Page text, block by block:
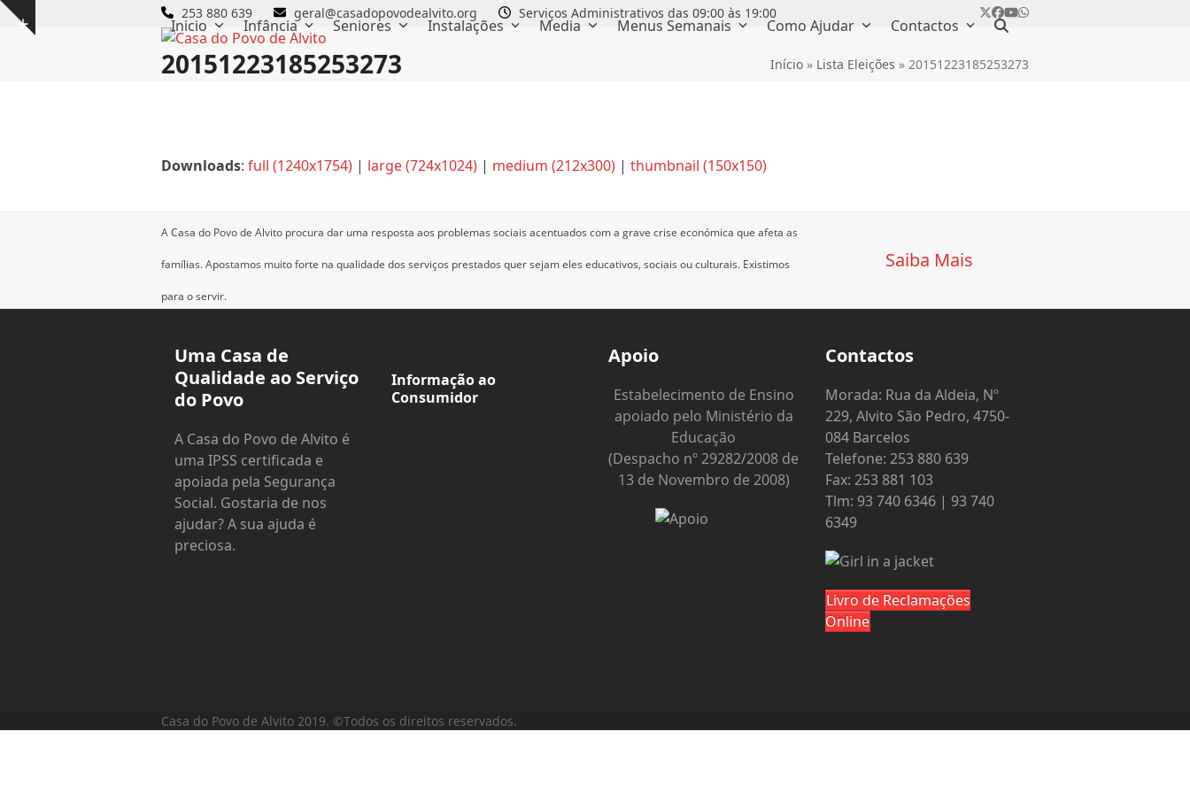
Skip
Show
253 880 639 geral@casadopovodealvito.org Serviços Administrativos das 09:00 às 19:00 Twitter
Facebook
YouTube
Whatsapp
Inicio Infância Seniores Instalações Media Menus Semanais Como Ajudar Contactos
20151223185253273 Início » Lista Eleições » 20151223185253273
Downloads: full (1240x1754) | large (724x1024) | medium (212x300) | thumbnail (150x150)
A Casa do Povo de Alvito procura dar uma resposta aos problemas sociais acentuados com a grave crise económica que afeta as
famílias.Apostamos muito forte na qualidade dos serviços prestados quer sejam eles educativos, sociais ou culturais. Existimos
para o servir.
Saiba Mais
Uma Casa de
Qualidade ao Serviço
do Povo
A Casa do Povo de Alvito é
uma IPSS certificada e
apoiada pela Segurança
Social. Gostaria de nos
ajudar? A sua ajuda é
preciosa.
Informação ao
Consumidor
Apoio
Estabelecimento de Ensino
apoiado pelo Ministério da
Educação
(Despacho nº 29282/2008 de
13 de Novembro de 2008)
Contactos
Morada: Rua da Aldeia, Nº
229, Alvito São Pedro, 4750-
084 Barcelos
Telefone: 253 880 639
Fax: 253 881 103
Tlm: 93 740 6346 | 93 740
6349
Livro de Reclamações
Online
Casa do Povo de Alvito 2019. ©Todos os direitos reservados.